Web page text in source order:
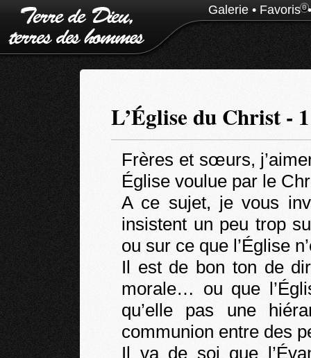
Galerie • Favoris0
L’Église du Christ - 1
Frères et sœurs,
Église voulue par le
A ce sujet, je vous
insistent un peu trop
ou sur ce que l’Église
Il est de bon ton de
morale… ou que
qu’elle pas une
communion entre des
Il va de soi que